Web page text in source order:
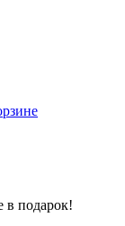
в подарок!